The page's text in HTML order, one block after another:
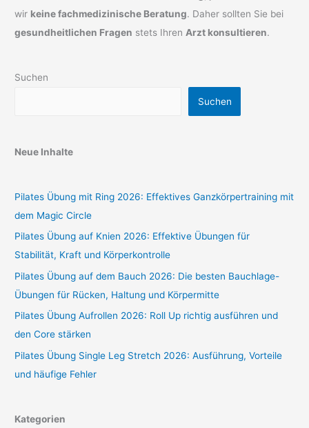
wir keine fachmedizinische Beratung. Daher sollten Sie bei
gesundheitlichen Fragen stets Ihren Arzt konsultieren.
Suchen
Suchen
Neue Inhalte
Pilates Übung mit Ring 2026: Effektives Ganzkörpertraining mit
dem Magic Circle
Pilates Übung auf Knien 2026: Effektive Übungen für
Stabilität, Kraft und Körperkontrolle
Pilates Übung auf dem Bauch 2026: Die besten Bauchlage-
Übungen für Rücken, Haltung und Körpermitte
Pilates Übung Aufrollen 2026: Roll Up richtig ausführen und
den Core stärken
Pilates Übung Single Leg Stretch 2026: Ausführung, Vorteile
und häufige Fehler
Kategorien